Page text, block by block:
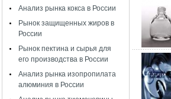
Анализ рынка кокса в России
Рынок защищенных жиров в
России
Рынок пектина и сырья для
его производства в России
Анализ рынка изопропилата
алюминия в России